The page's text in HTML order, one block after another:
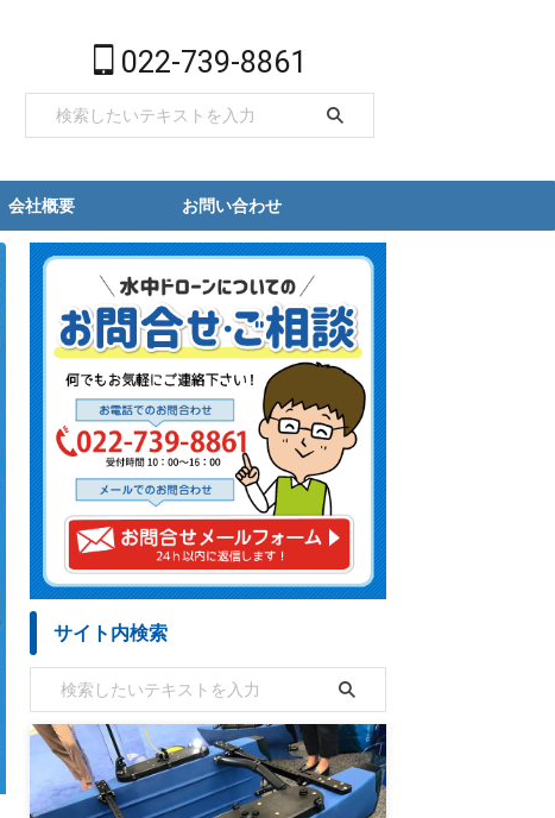
022-739-8861
会社概要 お問い合わせ
サイト内検索